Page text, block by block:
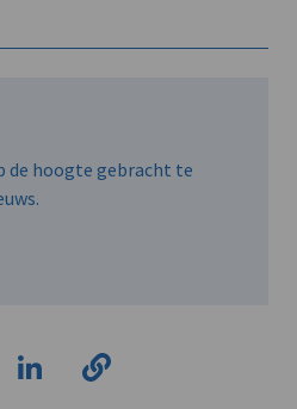
de hoogte gebracht te